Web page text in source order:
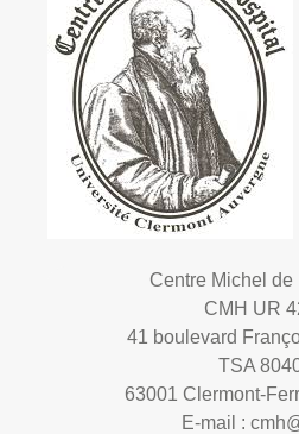
Centre Michel de
CMH UR
41 boulevard
TSA
63001 Clermont-
E-mail :